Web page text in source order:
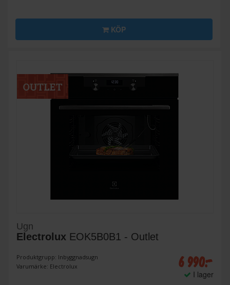
KÖP
Ugn
Electrolux EOK5B0B1 - Outlet
Produktgrupp: Inbyggnadsugn
Varumärke: Electrolux
6 990:-
I lager